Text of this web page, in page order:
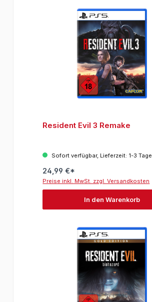
Resident Evil 3 Remake
Sofort verfügbar, Lieferzeit: 1-3 Tage
24,99 €*
Preise inkl. MwSt. zzgl. Versandkosten
In den Warenkorb